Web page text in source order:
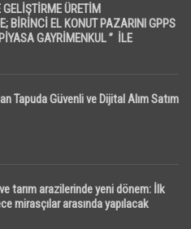
ÜRETİM
BİRİNCİ EL KONUT PAZARINI GPPS
GAYRİMENKUL ” İLE
Tapuda Güvenli ve Dijital Alım Satım
tarım arazilerinde yeni dönem: İlk
mirasçılar arasında yapılacak